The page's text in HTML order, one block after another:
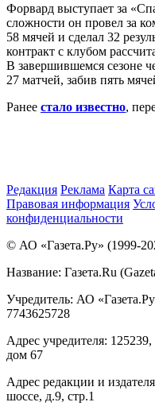
Форвард выступает за
сложности он провел за
58 мячей и сделал 32
контракт с клубом
В завершившемся сезоне
27 матчей, забив пять
Ранее стало известно,
Редакция Реклама Карта
Правовая информация
конфиденциальности
© АО «Газета.Ру» (1999-
Название: Газета.Ru
Учредитель: АО
7743625728
Адрес учредителя:
дом 67
Адрес редакции и
шоссе, д.9, стр.1